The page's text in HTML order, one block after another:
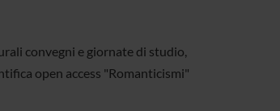
convegni e giornate di studio,
open access "Romanticismi"